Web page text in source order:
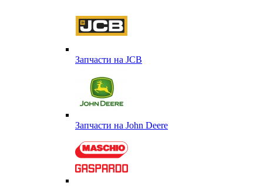
Запчасти на JCB
Запчасти на John Deere